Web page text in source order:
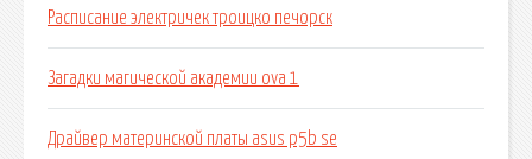
Расписание электричек троицко печорск
Загадки магической академии ova 1
Драйвер материнской платы asus p5b se